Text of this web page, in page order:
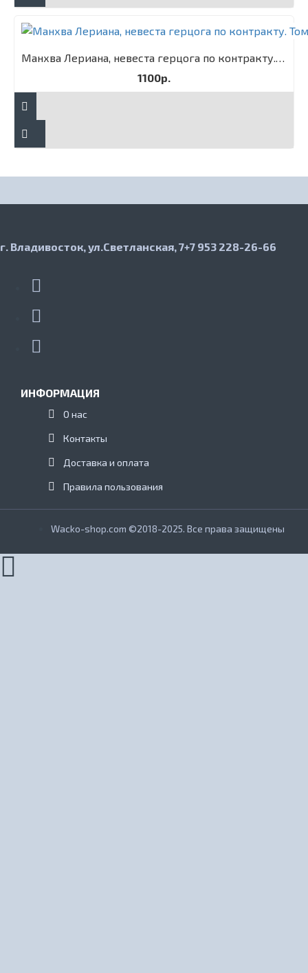
Манхва Лериана, невеста герцога по контракту. Том 3
1100р.
г. Владивосток, ул.Светланская, 7+7 953 228-26-66
ИНФОРМАЦИЯ
О нас
Контакты
Доставка и оплата
Правила пользования
Wacko-shop.com ©2018-2025. Все права защищены